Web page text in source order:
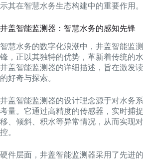
示其在智慧水务生态构建中的重要作用。
井盖智能监测器：智慧水务的感知先锋
智慧水务的数字化浪潮中，井盖智能监
锋，正以其独特的优势，革新着传统的
井盖智能监测器的详细描述，旨在激发
的好奇与探索。
井盖智能监测器的设计理念源于对水务
考量。它通过高精度的传感器，实时捕
移、倾斜、积水等异常情况，从而实现
控。
硬件层面，井盖智能监测器采用了先进